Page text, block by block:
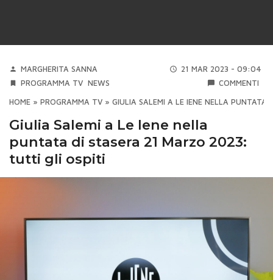
MARGHERITA SANNA
21 MAR 2023 - 09:04
PROGRAMMA TV NEWS COMMENTI
HOME » PROGRAMMA TV » GIULIA SALEMI A LE IENE NELLA
Giulia Salemi a Le Iene nella
puntata di stasera 21 Marzo 2023:
tutti gli ospiti